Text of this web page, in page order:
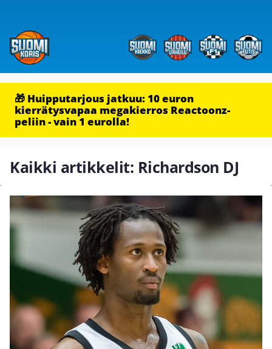
🎁 Huipputarjous jatkuu: 10 euron
kierrätysvapaa megakierros Reactoonz-
peliin - vain 1 eurolla!
Kaikki artikkelit: Richardson DJ